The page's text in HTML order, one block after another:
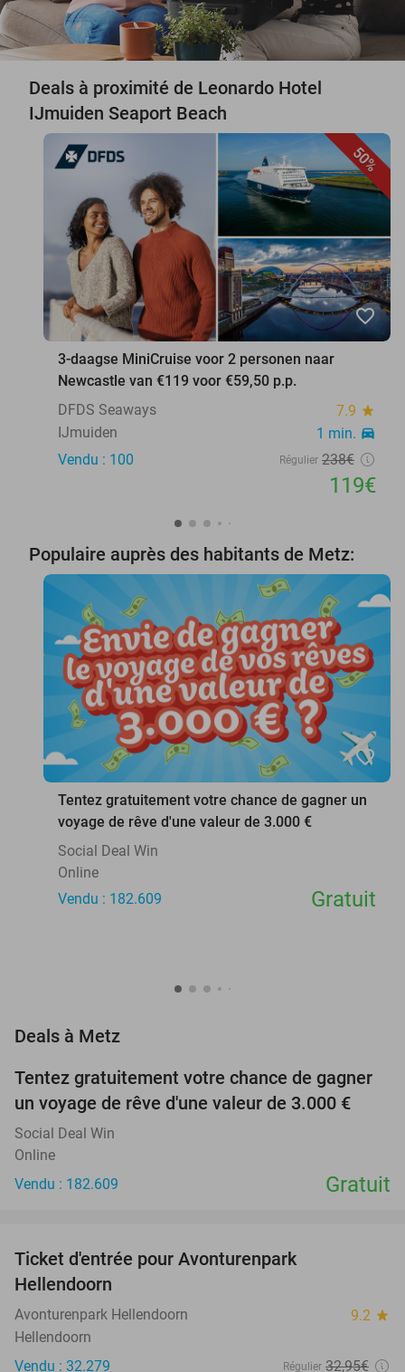
Deals à proximité de Leonardo Hotel
IJmuiden Seaport Beach
50%
favorite_border
3-daagse MiniCruise voor 2 personen naar
Newcastle van €119 voor €59,50 p.p.
DFDS Seaways
7.9 star
IJmuiden 1 min. directions_car
Vendu : 100 Régulier 238€
119€
Populaire auprès des habitants de Metz:
favorite_border
Tentez gratuitement votre chance de gagner un
voyage de rêve d'une valeur de 3.000 €
Social Deal Win
Online
Vendu : 182.609
Gratuit
Deals à Metz
Tentez gratuitement votre chance de gagner
un voyage de rêve d'une valeur de 3.000 €
Social Deal Win
Online
Vendu : 182.609
Gratuit
Ticket d'entrée pour Avonturenpark
Hellendoorn
Avonturenpark Hellendoorn 9.2 star
Hellendoorn
Vendu : 32.279
Régulier 32,95€